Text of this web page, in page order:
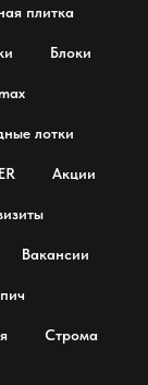
плитка
Блоки
лотки
Акции
Вакансии
Строма